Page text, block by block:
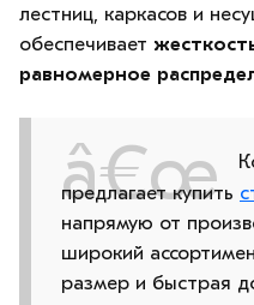
лестниц, каркасов и
обеспечивает
равномерное
предлагает купить
напрямую от
широкий
размер и быстрая